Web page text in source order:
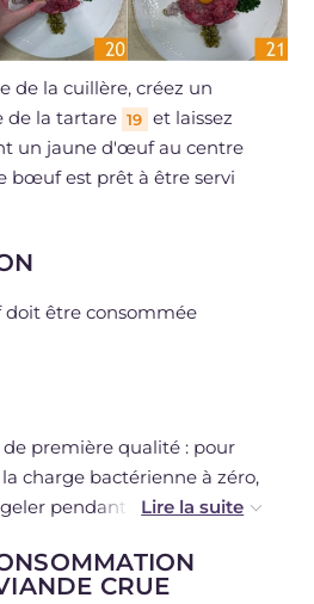
de la cuillère, créez un
de la tartare 19 et laissez
un jaune d'œuf au centre
bœuf est prêt à être servi
être consommée
première qualité : pour
charge bactérienne à zéro,
pendant au moins 24
les condiments selon
CRUE